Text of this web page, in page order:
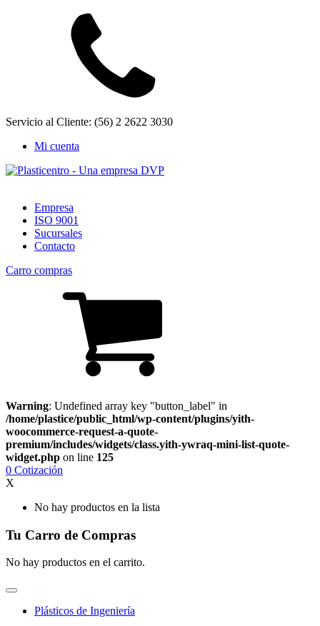
Servicio al Cliente: (56) 2 2622 3030
Mi cuenta
Empresa
ISO 9001
Sucursales
Contacto
Carro compras
Warning: Undefined array key "button_label" in
/home/plastice/public_html/wp-content/plugins/yith-
woocommerce-request-a-quote-
premium/includes/widgets/class.yith-ywraq-mini-list-quote-
widget.php on line 125
0 Cotización
X
No hay productos en la lista
Tu Carro de Compras
No hay productos en el carrito.
Plásticos de Ingeniería